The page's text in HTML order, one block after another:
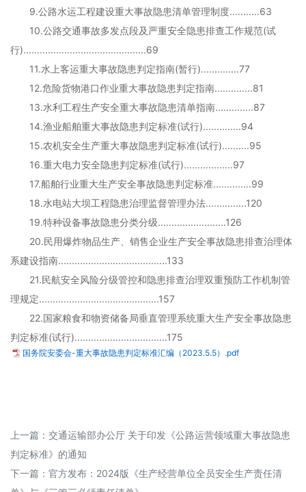
9.公路水运工程建设重大事故隐患清单管理制度...........63
10.公路交通事故多发点段及严重安全隐患排查工作规范(试
行).............................................69
11.水上客运重大事故隐患判定指南(暂行)..............77
12.危险货物港口作业重大事故隐患判定指南..............81
13.水利工程生产安全重大事故隐患清单指南..............87
14.渔业船舶重大事故隐患判定标准(试行)..............94
15.农机安全生产重大事故隐患判定标准(试行)..........95
16.重大电力安全隐患判定标准(试行)..................97
17.船舶行业重大生产安全事故隐患判定标准..............99
18.水电站大坝工程隐患治理监督管理办法...............120
19.特种设备事故隐患分类分级.........................126
20.民用爆炸物品生产、销售企业生产安全事故隐患排查治理体
系建设指南........................................133
21.民航安全风险分级管控和隐患排查治理双重预防工作机制管
理规定............................................157
22.国家粮食和物资储备局垂直管理系统重大生产安全事故隐患
判定标准(试行)..................................175
国务院安委会-重大事故隐患判定标准汇编（2023.5.5）.pdf
上一篇： 交通运输部办公厅 关于印发《公路运营领域重大事故隐患
判定标准》的通知
下一篇： 官方发布：2024版《生产经营单位全员安全生产责任清